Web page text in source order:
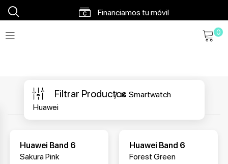
Financiamos tu móvil
0
Filtrar Productos Smartwatch
Huawei
Huawei Band 6
Sakura Pink
Huawei Band 6
Forest Green